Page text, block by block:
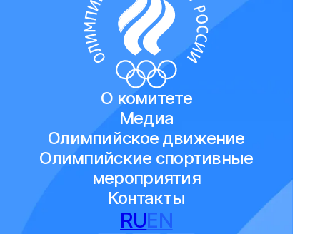
О комитете
Медиа
Олимпийское движение
Олимпийские спортивные
мероприятия
Контакты
RUEN